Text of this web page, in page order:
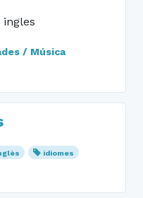
/ Música
idiomes